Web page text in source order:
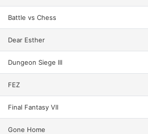
Battle vs Chess
Dear Esther
Dungeon Siege III
FEZ
Final Fantasy VII
Gone Home